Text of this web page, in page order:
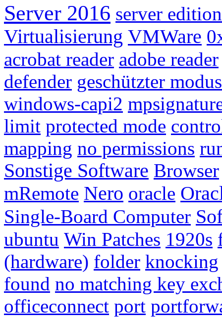
Server 2016 server edition
Virtualisierung VMWare
acrobat reader adobe reader
defender geschützter modus
windows-capi2
limit protected mode
mapping no permissions
Sonstige Software Browser
mRemote Nero oracle
Single-Board Computer
ubuntu Win Patches 1920s
(hardware) folder knocking
found no matching key
officeconnect port